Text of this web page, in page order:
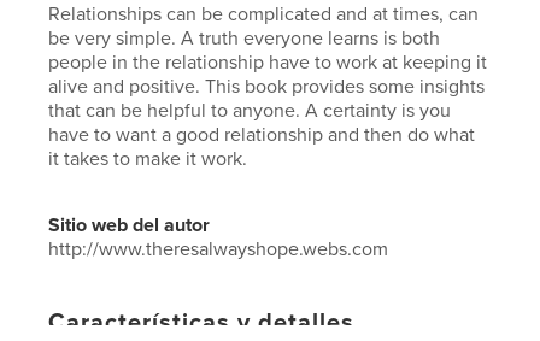
Relationships can be complicated and at times, can
be very simple. A truth everyone learns is both
people in the relationship have to work at keeping it
alive and positive. This book provides some insights
that can be helpful to anyone. A certainty is you
have to want a good relationship and then do what
it takes to make it work.
Sitio web del autor
http://www.theresalwayshope.webs.com
Características y detalles